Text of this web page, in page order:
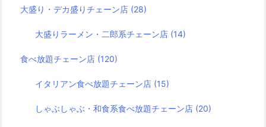
大盛り・デカ盛りチェーン店 (28)
大盛りラーメン・二郎系チェーン店 (14)
食べ放題チェーン店 (120)
イタリアン食べ放題チェーン店 (15)
しゃぶしゃぶ・和食系食べ放題チェーン店 (20)